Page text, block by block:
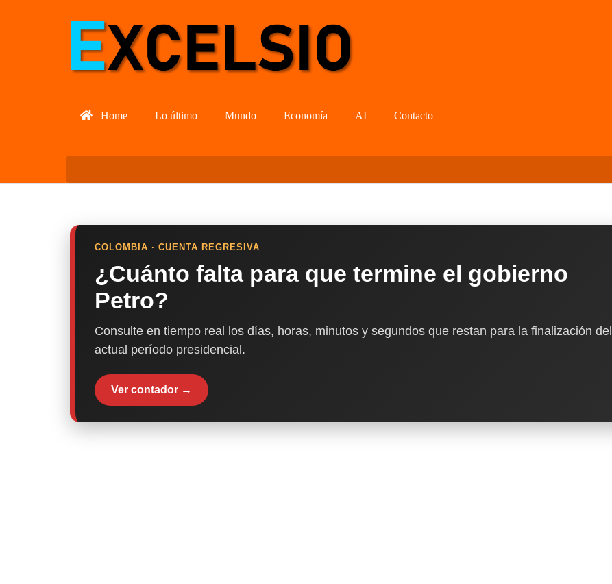
Home Lo último Mundo Economía AI Contacto
COLOMBIA · CUENTA REGRESIVA
¿Cuánto falta para que termine el gobierno
Petro?
Consulte en tiempo real los días, horas, minutos y segundos que restan para la finalización del
actual período presidencial.
Ver contador →